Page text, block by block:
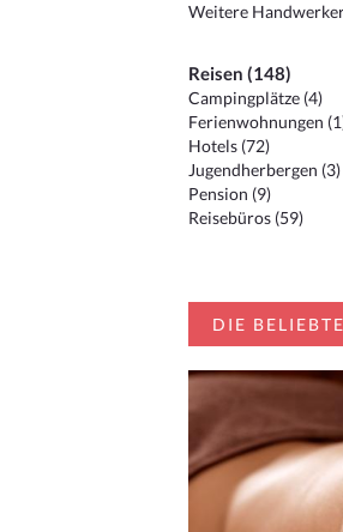
Weitere
Reisen (148)
Campingplätze (4)
Ferienwohnungen
Hotels (72)
Jugendherbergen (3)
Pension (9)
Reisebüros (59)
DIE